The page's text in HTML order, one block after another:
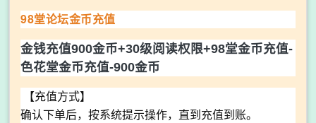
98堂论坛金币充值
金钱充值900金币+30级阅读权限+98堂金币充值-
色花堂金币充值-900金币
【充值方式】
确认下单后，按系统提示操作，直到充值到账。